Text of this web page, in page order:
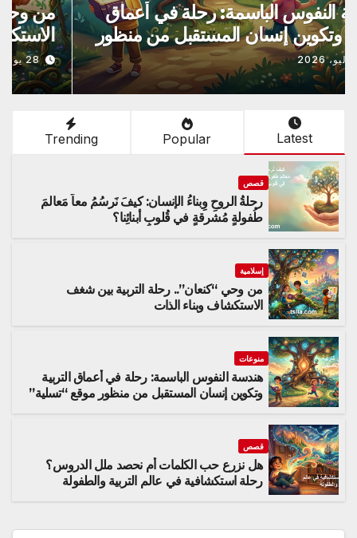
رحلةُ الروحِ وِبناءُ الإنسان: كيفَ نَرسُمُ معاً
مَعالمَ طُفولةٍ مُشرقةٍ في قُلوبِ أبنائِنا؟
28 يوليو، 2026
Latest
Popular
Trending
قصص
رحلةُ الروحِ وِبناءُ الإنسان: كيفَ نَرسُمُ معاً مَعالمَ
طُفولةٍ مُشرقةٍ في قُلوبِ أبنائِنا؟
إسلامية
من وحي “كنعان”.. رحلة التربية بين شغف
الاستكشاف وبناء الذات
منوعات
هندسة النفوس الباسمة: رحلة في أعماق التربية
وتكوين إنسان المستقبل من منظور موقع “تسلية”
قصص
هل نزرع حب الكلمات أم نحصد ملل الدروس؟
رحلة استكشافية في عالم التربية والطفولة